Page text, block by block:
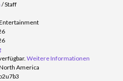
/Staff
Weitere Informationen
America